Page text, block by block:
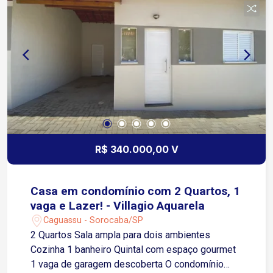
R$ 340.000,00 V
Casa em condomínio com 2 Quartos, 1
vaga e Lazer! - Villagio Aquarela
Caguassu - Sorocaba/SP
2 Quartos Sala ampla para dois ambientes
Cozinha 1 banheiro Quintal com espaço gourmet
1 vaga de garagem descoberta O condomínio